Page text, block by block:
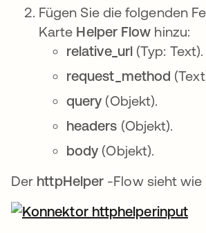
Fügen Sie die folgenden
Karte Helper Flow hinzu:
relative_url(Typ: Text).
request_method
query (Objekt).
headers (Objekt).
body (Objekt).
Der httpHelper -Flow sieht wie